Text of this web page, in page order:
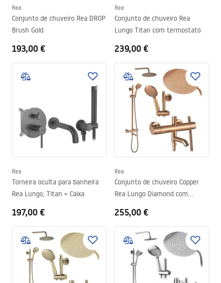
Rea
Conjunto de chuveiro Rea DROP
Brush Gold
193,00 €
Rea
Conjunto de chuveiro Rea
Lungo Titan com termostato
239,00 €
Rea
Torneira oculta para banheira
Rea Lungo, Titan + Caixa
197,00 €
Rea
Conjunto de chuveiro Copper
Rea Lungo Diamond com
255,00 €